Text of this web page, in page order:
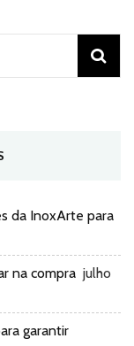
da InoxArte para
na compra julho
garantir